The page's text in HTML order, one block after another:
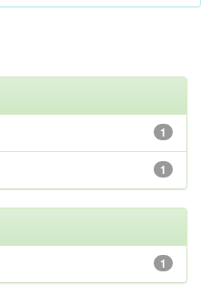
1
1
1